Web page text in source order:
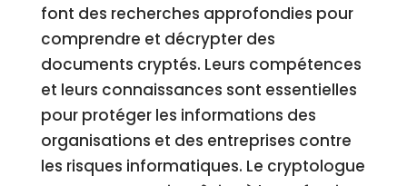
font des recherches approfondies pour
comprendre et décrypter des
documents cryptés. Leurs compétences
et leurs connaissances sont essentielles
pour protéger les informations des
organisations et des entreprises contre
les risques informatiques. Le cryptologue